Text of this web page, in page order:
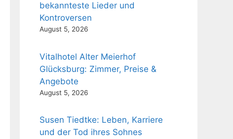
bekannteste Lieder und
Kontroversen
August 5, 2026
Vitalhotel Alter Meierhof
Glücksburg: Zimmer, Preise &
Angebote
August 5, 2026
Susen Tiedtke: Leben, Karriere
und der Tod ihres Sohnes